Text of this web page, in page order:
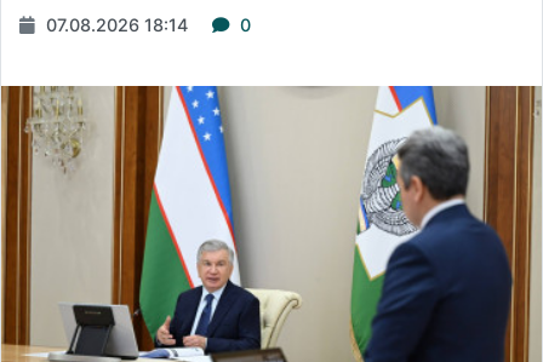
07.08.2026 18:14 0